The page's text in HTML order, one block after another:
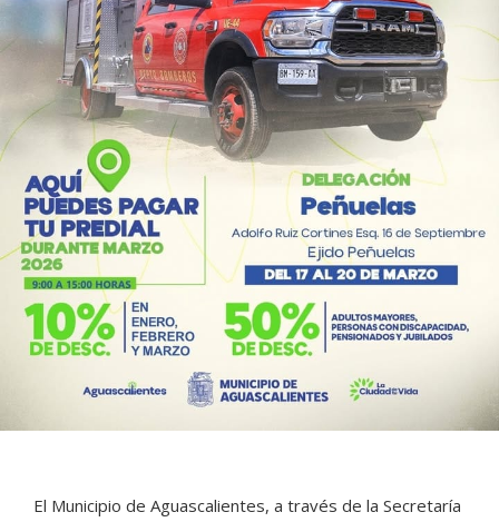
El Municipio de Aguascalientes, a través de la Secretaría